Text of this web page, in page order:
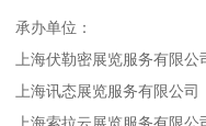
承办单位：
上海伏勒密展览服务有限公
上海讯态展览服务有限公司
上海索拉云展览服务有限公